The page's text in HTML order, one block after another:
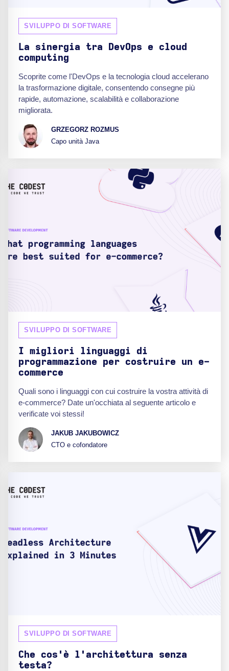
SVILUPPO DI SOFTWARE
La sinergia tra DevOps e cloud
computing
Scoprite come l'DevOps e la tecnologia cloud accelerano
la trasformazione digitale, consentendo consegne più
rapide, automazione, scalabilità e collaborazione
migliorata.
GRZEGORZ ROZMUS
Capo unità Java
SVILUPPO DI SOFTWARE
I migliori linguaggi di
programmazione per costruire un e-
commerce
Quali sono i linguaggi con cui costruire la vostra attività di
e-commerce? Date un'occhiata al seguente articolo e
verificate voi stessi!
JAKUB JAKUBOWICZ
CTO e cofondatore
SVILUPPO DI SOFTWARE
Che cos'è l'architettura senza
testa?